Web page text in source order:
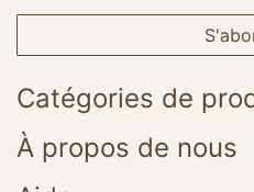
Catégories de
À propos de nous